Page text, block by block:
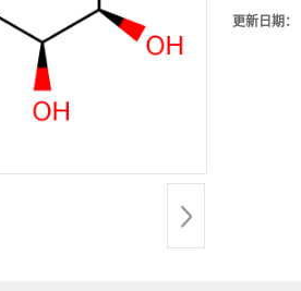
更新日期：